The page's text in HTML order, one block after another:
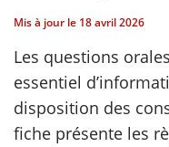
& Finances locales
publique
Mis à jour le 18 avril 2026
Les questions
essentiel
disposition des
fiche présente les